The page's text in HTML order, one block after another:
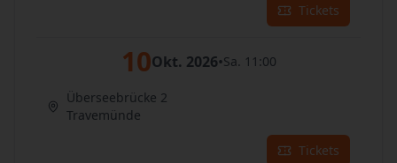
Tickets
10Okt. 2026•Sa. 11:00
Überseebrücke 2
Travemünde
Tickets